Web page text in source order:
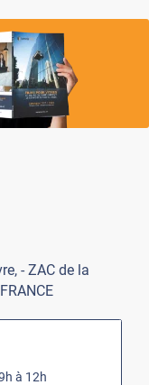
- ZAC de la
à 12h